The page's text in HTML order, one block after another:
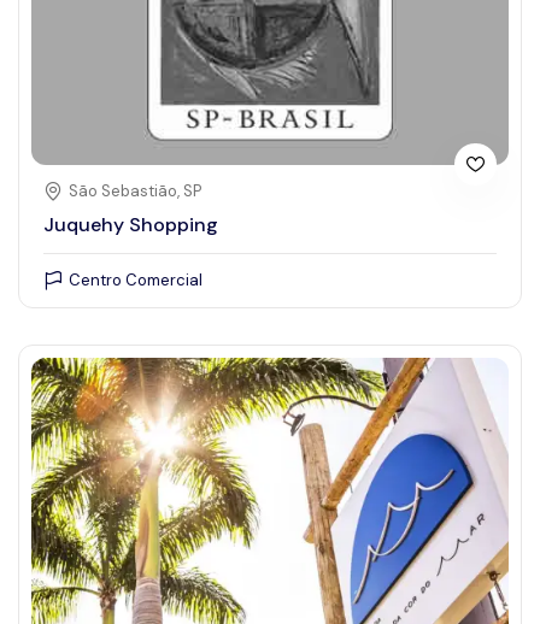
São Sebastião, SP
Juquehy Shopping
Centro Comercial